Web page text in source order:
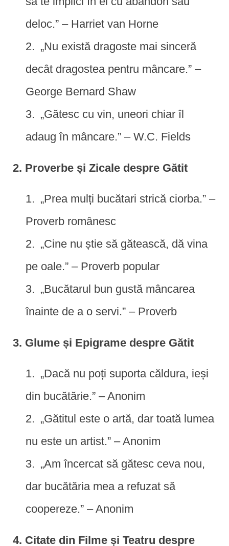
deloc.” – Harriet van Horne
„Nu există dragoste mai sinceră
decât dragostea pentru mâncare.” –
George Bernard Shaw
„Gătesc cu vin, uneori chiar îl
adaug în mâncare.” – W.C. Fields
2. Proverbe și Zicale despre Gătit
„Prea mulți bucătari strică ciorba.” –
Proverb românesc
„Cine nu știe să gătească, dă vina
pe oale.” – Proverb popular
„Bucătarul bun gustă mâncarea
înainte de a o servi.” – Proverb
3. Glume și Epigrame despre Gătit
„Dacă nu poți suporta căldura, ieși
din bucătărie.” – Anonim
„Gătitul este o artă, dar toată lumea
nu este un artist.” – Anonim
„Am încercat să gătesc ceva nou,
dar bucătăria mea a refuzat să
coopereze.” – Anonim
4. Citate din Filme și Teatru despre